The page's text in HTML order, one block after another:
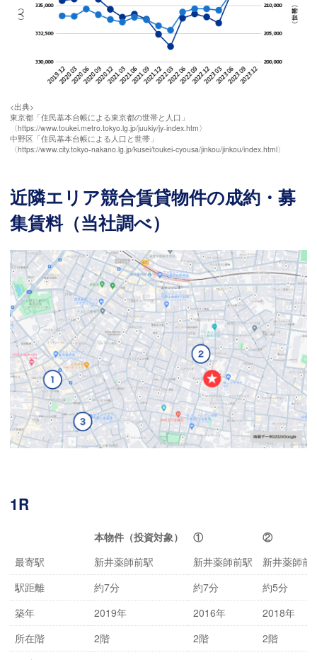
<出典>
東京都「住民基本台帳による東京都の世帯と人口」
〈https://www.toukei.metro.tokyo.lg.jp/juukiy/jy-index.htm〉
中野区「住民基本台帳による人口と世帯」
〈https://www.city.tokyo-nakano.lg.jp/kusei/toukei-cyousa/jinkou/jinkou/index.html〉
近隣エリア競合賃貸物件の成約・募
集賃料（当社調べ）
1R
本物件（投資対象） ①
②
最寄駅
新井薬師前駅 新井薬師前駅
新井薬師前
駅距離
約7分 約7分
約5分
築年
2019年 2016年
2018年
所在階
2階 2階
2階